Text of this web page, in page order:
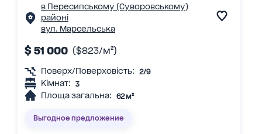
в Пересипському (Суворовському)
районі
вул. Марсельська
$ 51 000 ($823/м²)
Поверх/Поверховість: 2/9
Кімнат: 3
Площа загальна: 62 м²
Выгодное предложение